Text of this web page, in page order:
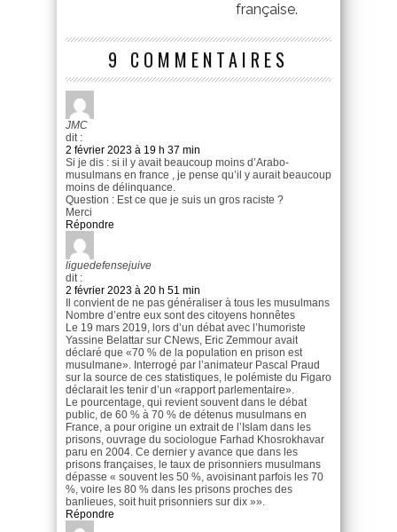
française.
9 COMMENTAIRES
JMC
dit :
2 février 2023 à 19 h 37 min
Si je dis : si il y avait beaucoup moins d’Arabo-
musulmans en france , je pense qu’il y aurait beaucoup
moins de délinquance.
Question : Est ce que je suis un gros raciste ?
Merci
Répondre
liguedefensejuive
dit :
2 février 2023 à 20 h 51 min
Il convient de ne pas généraliser à tous les musulmans
Nombre d’entre eux sont des citoyens honnêtes
Le 19 mars 2019, lors d’un débat avec l’humoriste
Yassine Belattar sur CNews, Eric Zemmour avait
déclaré que «70 % de la population en prison est
musulmane». Interrogé par l’animateur Pascal Praud
sur la source de ces statistiques, le polémiste du Figaro
déclarait les tenir d’un «rapport parlementaire».
Le pourcentage, qui revient souvent dans le débat
public, de 60 % à 70 % de détenus musulmans en
France, a pour origine un extrait de l’Islam dans les
prisons, ouvrage du sociologue Farhad Khosrokhavar
paru en 2004. Ce dernier y avance que dans les
prisons françaises, le taux de prisonniers musulmans
dépasse « souvent les 50 %, avoisinant parfois les 70
%, voire les 80 % dans les prisons proches des
banlieues, soit huit prisonniers sur dix »».
Répondre